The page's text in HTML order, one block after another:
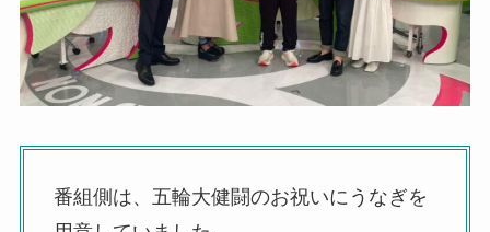
番組側は、五輪大健闘のお祝いにうなぎを